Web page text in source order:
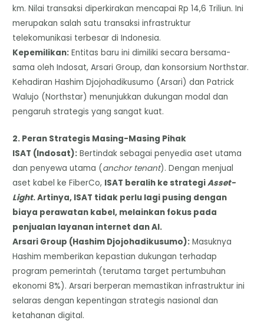
km. Nilai transaksi diperkirakan mencapai Rp 14,6 Triliun. Ini
merupakan salah satu transaksi infrastruktur
telekomunikasi terbesar di Indonesia.
​Kepemilikan: Entitas baru ini dimiliki secara bersama-
sama oleh Indosat, Arsari Group, dan konsorsium Northstar.
Kehadiran Hashim Djojohadikusumo (Arsari) dan Patrick
Walujo (Northstar) menunjukkan dukungan modal dan
pengaruh strategis yang sangat kuat.
​2. Peran Strategis Masing-Masing Pihak
​ISAT (Indosat): Bertindak sebagai penyedia aset utama
dan penyewa utama (anchor tenant). Dengan menjual
aset kabel ke FiberCo, ISAT beralih ke strategiAsset-
Light. Artinya, ISAT tidak perlu lagi pusing dengan
biaya perawatan kabel, melainkan fokus pada
penjualan layanan internet dan AI.
​Arsari Group (Hashim Djojohadikusumo): Masuknya
Hashim memberikan kepastian dukungan terhadap
program pemerintah (terutama target pertumbuhan
ekonomi 8%). Arsari berperan memastikan infrastruktur ini
selaras dengan kepentingan strategis nasional dan
ketahanan digital.